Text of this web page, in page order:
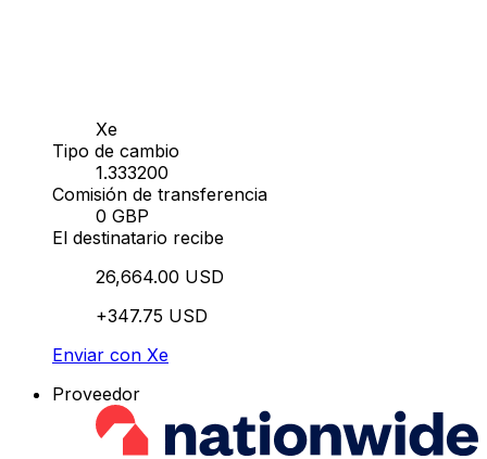
Xe
Tipo de cambio
1.333200
Comisión de transferencia
0 GBP
El destinatario recibe
26,664.00 USD
+347.75 USD
Enviar con Xe
Proveedor